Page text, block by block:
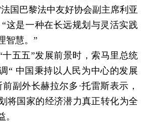
国巴黎法中友好协会副主席利亚
这是一种在长远规划与灵活实践
智慧。”
十五五”发展前景时，索马里总统
“ 中国秉持以人民为中心的发展
副外长赫拉尔多·托雷斯表示，
将国家的经济潜力真正转化为全